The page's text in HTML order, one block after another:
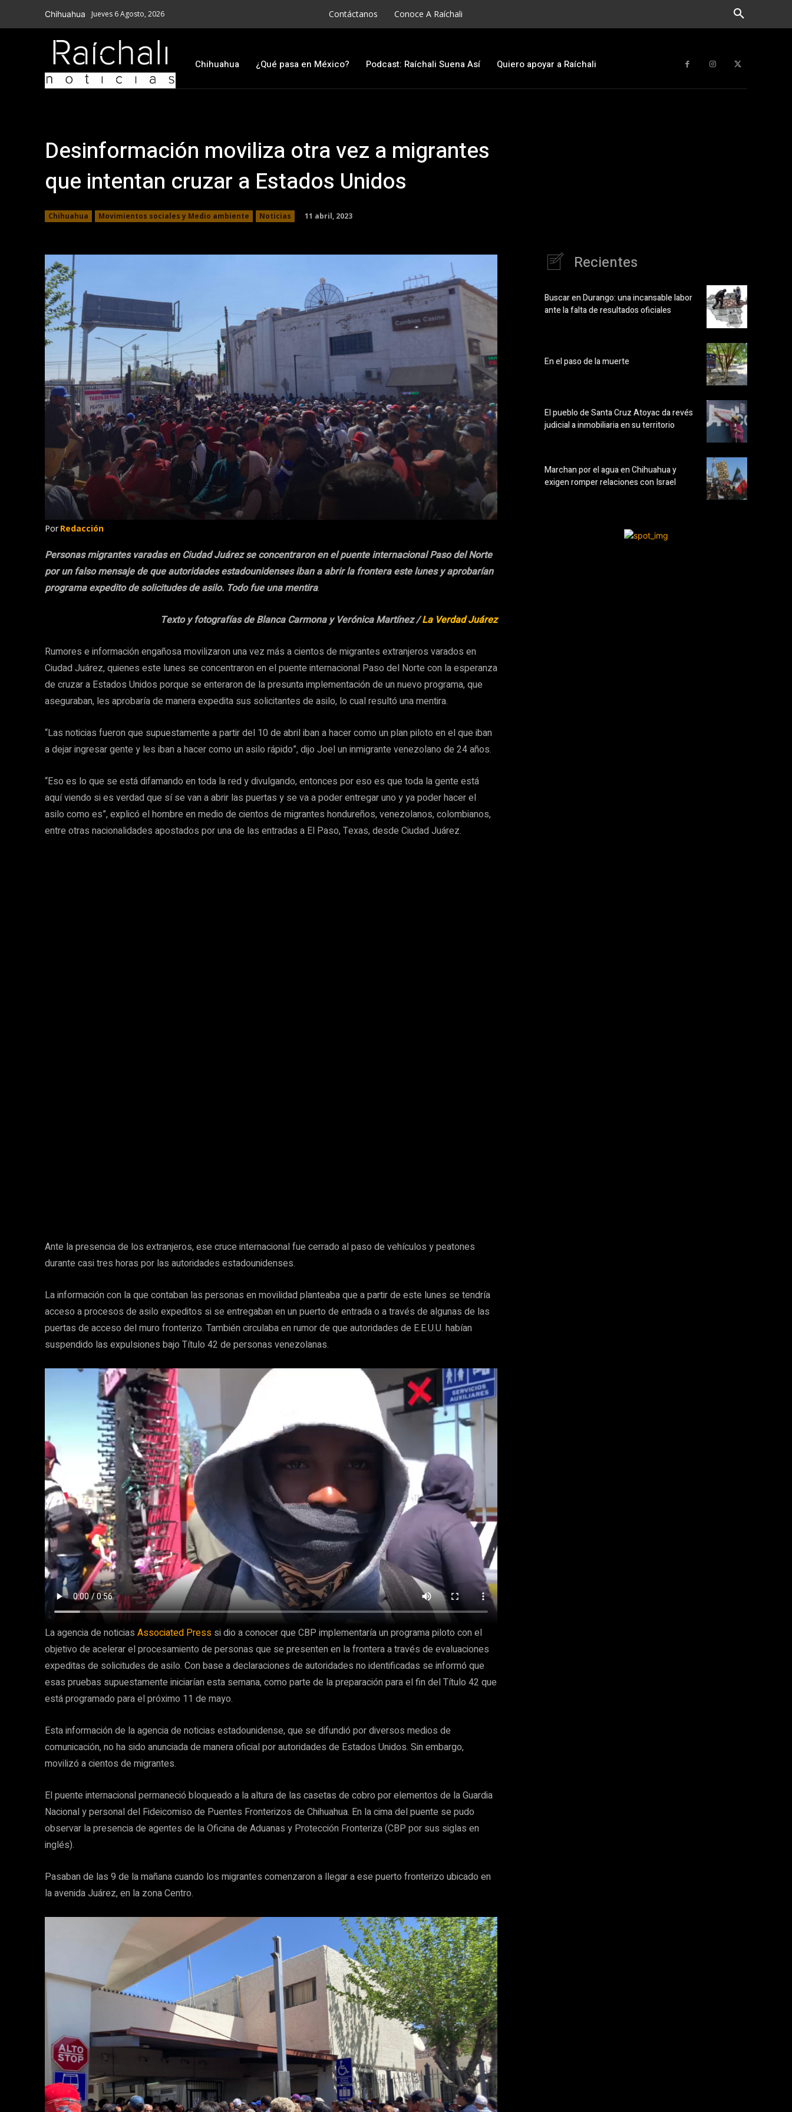
Chihuahua Jueves 6 Agosto, 2026 Contáctanos Conoce A Raíchali
Chihuahua ¿Qué pasa en México? Podcast: Raíchali Suena Así Quiero apoyar a Raíchali
Desinformación moviliza otra vez a migrantes
que intentan cruzar a Estados Unidos
Chihuahua Movimientos sociales y Medio ambiente Noticias 11 abril, 2023
Por Redacción
Personas migrantes varadas en Ciudad Juárez se concentraron en el puente internacional Paso del Norte
por un falso mensaje de que autoridades estadounidenses iban a abrir la frontera este lunes y aprobarían
programa expedito de solicitudes de asilo. Todo fue una mentira.
Texto y fotografías de Blanca Carmona y Verónica Martínez /La Verdad Juárez
Rumores e información engañosa movilizaron una vez más a cientos de migrantes extranjeros varados en
Ciudad Juárez, quienes este lunes se concentraron en el puente internacional Paso del Norte con la esperanza
de cruzar a Estados Unidos porque se enteraron de la presunta implementación de un nuevo programa, que
aseguraban, les aprobaría de manera expedita sus solicitantes de asilo, lo cual resultó una mentira.
“Las noticias fueron que supuestamente a partir del 10 de abril iban a hacer como un plan piloto en el que iban
a dejar ingresar gente y les iban a hacer como un asilo rápido”, dijo Joel un inmigrante venezolano de 24 años.
“Eso es lo que se está difamando en toda la red y divulgando, entonces por eso es que toda la gente está
aquí viendo si es verdad que sí se van a abrir las puertas y se va a poder entregar uno y ya poder hacer el
asilo como es”, explicó el hombre en medio de cientos de migrantes hondureños, venezolanos, colombianos,
entre otras nacionalidades apostados por una de las entradas a El Paso, Texas, desde Ciudad Juárez.
Ante la presencia de los extranjeros, ese cruce internacional fue cerrado al paso de vehículos y peatones
durante casi tres horas por las autoridades estadounidenses.
La información con la que contaban las personas en movilidad planteaba que a partir de este lunes se tendría
acceso a procesos de asilo expeditos si se entregaban en un puerto de entrada o a través de algunas de las
puertas de acceso del muro fronterizo. También circulaba en rumor de que autoridades de E.E.U.U. habían
suspendido las expulsiones bajo Título 42 de personas venezolanas.
La agencia de noticias Associated Press si dio a conocer que CBP implementaría un programa piloto con el
objetivo de acelerar el procesamiento de personas que se presenten en la frontera a través de evaluaciones
expeditas de solicitudes de asilo. Con base a declaraciones de autoridades no identificadas se informó que
esas pruebas supuestamente iniciarían esta semana, como parte de la preparación para el fin del Título 42 que
está programado para el próximo 11 de mayo.
Esta información de la agencia de noticias estadounidense, que se difundió por diversos medios de
comunicación, no ha sido anunciada de manera oficial por autoridades de Estados Unidos. Sin embargo,
movilizó a cientos de migrantes.
El puente internacional permaneció bloqueado a la altura de las casetas de cobro por elementos de la Guardia
Nacional y personal del Fideicomiso de Puentes Fronterizos de Chihuahua. En la cima del puente se pudo
observar la presencia de agentes de la Oficina de Aduanas y Protección Fronteriza (CBP por sus siglas en
inglés).
Pasaban de las 9 de la mañana cuando los migrantes comenzaron a llegar a ese puerto fronterizo ubicado en
la avenida Juárez, en la zona Centro.
Recientes
Buscar en Durango: una incansable labor
ante la falta de resultados oficiales
En el paso de la muerte
El pueblo de Santa Cruz Atoyac da revés
judicial a inmobiliaria en su territorio
Marchan por el agua en Chihuahua y
exigen romper relaciones con Israel